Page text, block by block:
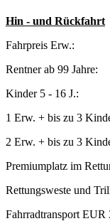
Hin - und Rückfahrt
Fahrpreis Erw.:
Rentner ab 99
Kinder 5 - 16 J.:
1 Erw. + bis zu 3
2 Erw. + bis zu 3
Premiumplatz im
Rettungsweste und
Fahrradtransport EUR